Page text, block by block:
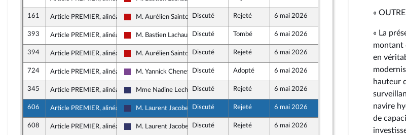
La France insoumise - Nouveau Front Populaire
161 Article PREMIER, alinéa 31
La France insoumise - Nouveau Front Populaire
M. Aurélien SaintoulDiscuté Rejeté 6 mai 2026 29 avril 2026
393 Article PREMIER, alinéa 31
La France insoumise - Nouveau Front Populaire
M. Bastien Lachaud Discuté Tombé 6 mai 2026 29 avril 2026
394 Article PREMIER, alinéa 31
La France insoumise - Nouveau Front Populaire
M. Aurélien SaintoulDiscuté Rejeté 6 mai 2026
724 Article PREMIER, alinéa 32
Ensemble pour la République
M. Yannick ChenevardDiscuté Adopté 6 mai 2026 29 avril 2026
345 Article PREMIER, alinéa 32
Rassemblement National
Mme Nadine LechonDiscuté Rejeté 6 mai 2026
606 Article PREMIER, alinéa 32
Rassemblement National
M. Laurent JacobelliDiscuté Rejeté 6 mai 2026 29 avril 2026
608 Article PREMIER, alinéa 32
Rassemblement National
M. Laurent JacobelliDiscuté Rejeté 6 mai 2026
«
« La
montant
en
hauteur
navire
de